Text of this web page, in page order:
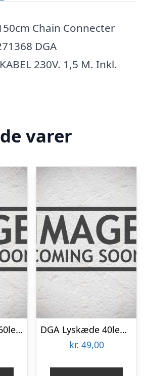
Chain Connecter
DGA
230V. 1,5 M. Inkl.
varer
DGA Lyskæde 160led / 230v Sort – 1590cm
DGA Lyskæde 40led, Varm Hvid Mørkegrøn200cm – 23141011
kr. 49,00